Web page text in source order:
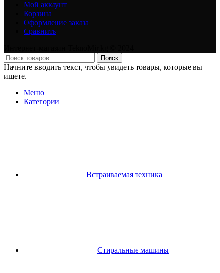
Мой аккаунт
Корзина
Оформление заказа
Сравнить
Поиск
Начните вводить текст, чтобы увидеть товары, которые вы
ищете.
Меню
Категории
Встраиваемая техника
Стиральные машины